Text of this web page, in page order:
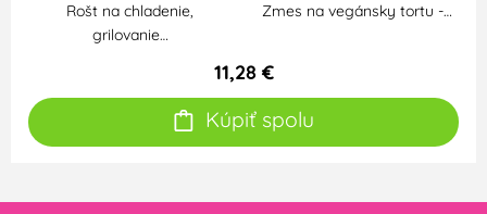
Rošt na chladenie,
grilovanie…
Zmes na vegánsky tortu -…
11,28 €
Kúpiť spolu